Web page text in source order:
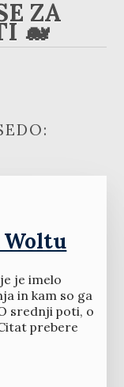
ZA
🐋
Woltu
je imelo
in kam so ga
srednji poti, o
prebere